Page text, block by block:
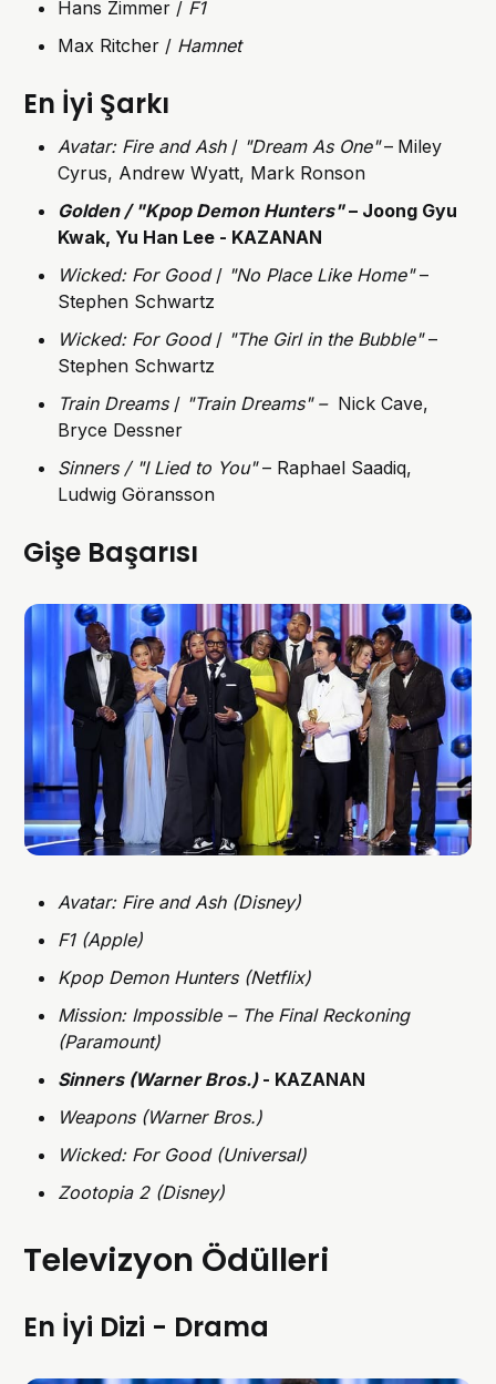
Hans Zimmer / F1
Max Ritcher / Hamnet
En İyi Şarkı
Avatar: Fire and Ash/ "Dream As One" – Miley
Cyrus, Andrew Wyatt, Mark Ronson
Golden / "Kpop Demon Hunters"– Joong Gyu
Kwak, Yu Han Lee - KAZANAN
Wicked: For Good/ "No Place Like Home"–
Stephen Schwartz
Wicked: For Good/ "The Girl in the Bubble"–
Stephen Schwartz
Train Dreams/ "Train Dreams" – Nick Cave,
Bryce Dessner
Sinners / "I Lied to You"– Raphael Saadiq,
Ludwig Göransson
Gişe Başarısı
Avatar: Fire and Ash (Disney)
F1 (Apple)
Kpop Demon Hunters (Netflix)
Mission: Impossible – The Final Reckoning
(Paramount)
Sinners (Warner Bros.)- KAZANAN
Weapons (Warner Bros.)
Wicked: For Good (Universal)
Zootopia 2 (Disney)
Televizyon Ödülleri
En İyi Dizi - Drama